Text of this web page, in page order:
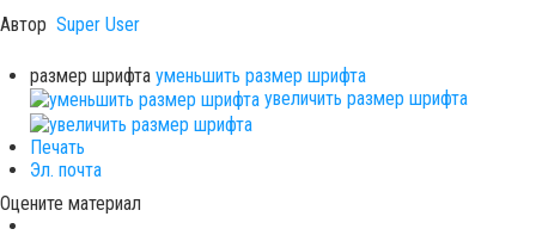
Автор Super User
размер шрифта уменьшить размер шрифта
увеличить размер шрифта
Печать
Эл. почта
Оцените материал